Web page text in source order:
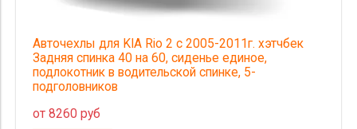
Авточехлы для KIA Rio 2 с 2005-2011г. хэтчбек
Задняя спинка 40 на 60, сиденье единое,
подлокотник в водительской спинке, 5-
подголовников
от 8260 руб